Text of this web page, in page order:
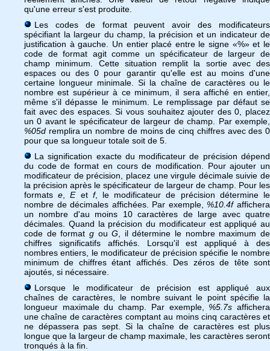
qu'une erreur s'est produite.
Les codes de format peuvent avoir des modificateurs
spécifiant la largeur du champ, la précision et un indicateur de
justification à gauche. Un entier placé entre le signe «%» et le
code de format agit comme un spécificateur de largeur de
champ minimum. Cette situation remplit la sortie avec des
espaces ou des 0 pour garantir qu'elle est au moins d'une
certaine longueur minimale. Si la chaîne de caractères ou le
nombre est supérieur à ce minimum, il sera affiché en entier,
même s'il dépasse le minimum. Le remplissage par défaut se
fait avec des espaces. Si vous souhaitez ajouter des 0, placez
un 0 avant le spécificateur de largeur de champ. Par exemple,
%05d remplira un nombre de moins de cinq chiffres avec des 0
pour que sa longueur totale soit de 5.
La signification exacte du modificateur de précision dépend
du code de format en cours de modification. Pour ajouter un
modificateur de précision, placez une virgule décimale suivie de
la précision après le spécificateur de largeur de champ. Pour les
formatse ,Eet f, le modificateur de précision détermine le
nombre de décimales affichées. Par exemple, %10.4faffichera
un nombre d'au moins 10 caractères de large avec quatre
décimales. Quand la précision du modificateur est appliqué au
code de format gouG , il détermine le nombre maximum de
chiffres significatifs affichés. Lorsqu'il est appliqué à des
nombres entiers, le modificateur de précision spécifie le nombre
minimum de chiffres étant affichés. Des zéros de tête sont
ajoutés, si nécessaire.
Lorsque le modificateur de précision est appliqué aux
chaînes de caractères, le nombre suivant le point spécifie la
longueur maximale du champ. Par exemple, %5.7s affichera
une chaîne de caractères comptant au moins cinq caractères et
ne dépassera pas sept. Si la chaîne de caractères est plus
longue que la largeur de champ maximale, les caractères seront
tronqués à la fin.